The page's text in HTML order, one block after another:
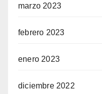
marzo 2023
febrero 2023
enero 2023
diciembre 2022